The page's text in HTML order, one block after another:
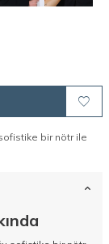
bir nötr ile